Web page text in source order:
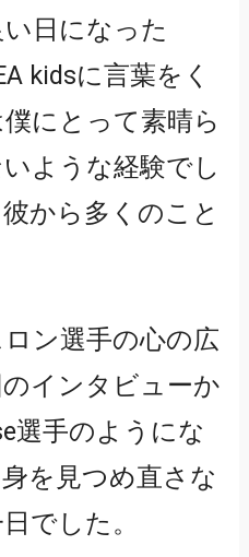
日になった
kidsに言葉をく
にとって素晴ら
ような経験でし
から多くのこと
ン選手の心の広
インタビューか
選手のようにな
を見つめ直さな
でした。